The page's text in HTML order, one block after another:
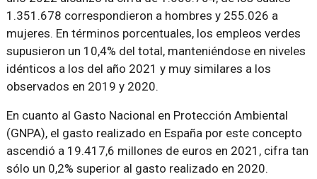
1.351.678 correspondieron a hombres y 255.026 a
mujeres. En términos porcentuales, los empleos verdes
supusieron un 10,4% del total, manteniéndose en niveles
idénticos a los del año 2021 y muy similares a los
observados en 2019 y 2020.
En cuanto al Gasto Nacional en Protección Ambiental
(GNPA), el gasto realizado en España por este concepto
ascendió a 19.417,6 millones de euros en 2021, cifra tan
sólo un 0,2% superior al gasto realizado en 2020.